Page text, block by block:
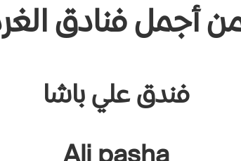
فنادق الغردقة
فندق علي باشا